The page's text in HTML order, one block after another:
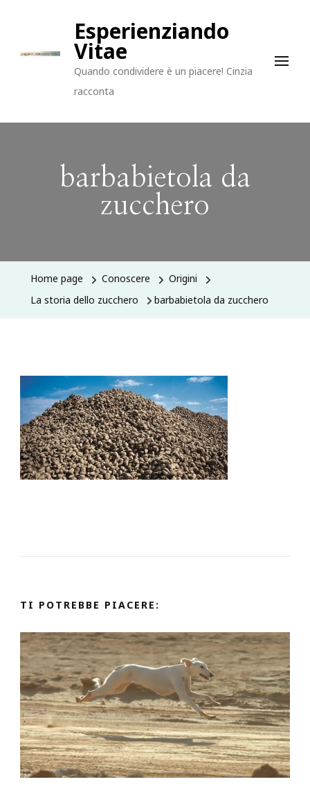
Esperienziando
Vitae
Quando condividere è un piacere! Cinzia
racconta
barbabietola da
zucchero
Home page Conoscere
Origini
La storia dello zucchero
barbabietola da zucchero
TI POTREBBE PIACERE: